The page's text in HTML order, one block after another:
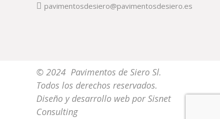
pavimentosdesiero@pavimentosdesiero.es
© 2024 Pavimentos de Siero Sl.
Todos los derechos reservados.
Diseño y desarrollo web porSisnet
Consulting